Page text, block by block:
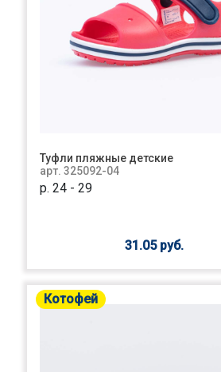
Туфли пляжные детские
арт. 325092-04
р. 24 - 29
31.05 руб.
Котофей